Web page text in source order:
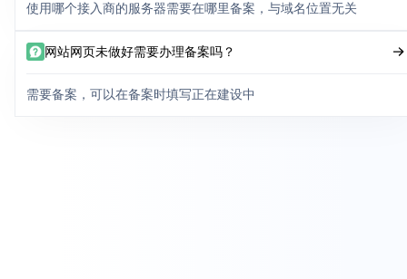
使用哪个接入商的服务器需要在哪里备案，与域名位置无关
网站网页未做好需要办理备案吗？
需要备案，可以在备案时填写正在建设中